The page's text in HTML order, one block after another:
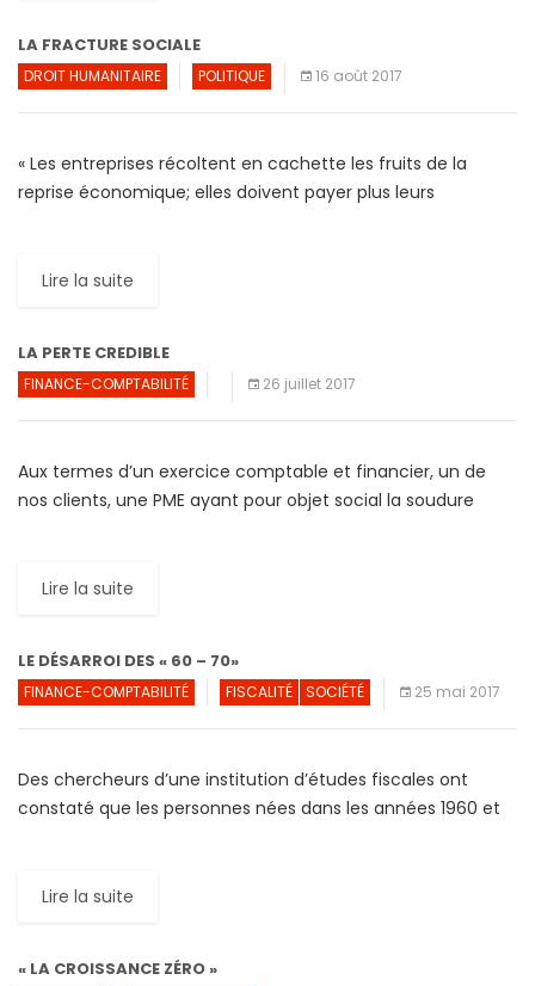
LA FRACTURE SOCIALE
DROIT HUMANITAIRE POLITIQUE 16 août 2017
« Les entreprises récoltent en cachette les fruits de la
reprise économique; elles doivent payer plus leurs
Lire la suite
LA PERTE CREDIBLE
FINANCE-COMPTABILITÉ 26 juillet 2017
Aux termes d’un exercice comptable et financier, un de
nos clients, une PME ayant pour objet social la soudure
Lire la suite
LE DÉSARROI DES « 60 – 70»
FINANCE-COMPTABILITÉ FISCALITÉ SOCIÉTÉ 25 mai 2017
Des chercheurs d’une institution d’études fiscales ont
constaté que les personnes nées dans les années 1960 et
Lire la suite
« LA CROISSANCE ZÉRO »